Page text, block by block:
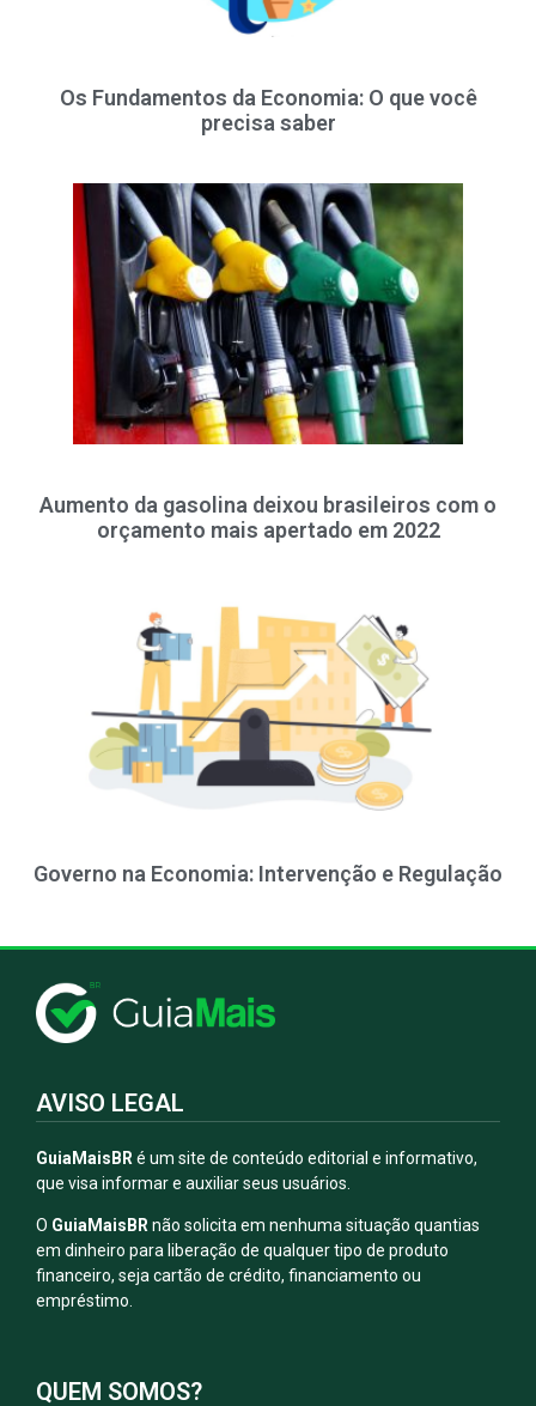
Os Fundamentos da Economia: O que você
precisa saber
Aumento da gasolina deixou brasileiros com o
orçamento mais apertado em 2022
Governo na Economia: Intervenção e Regulação
AVISO LEGAL
GuiaMaisBR é um site de conteúdo editorial e informativo,
que visa informar e auxiliar seus usuários.
O GuiaMaisBRnão solicita em nenhuma situação quantias
em dinheiro para liberação de qualquer tipo de produto
financeiro, seja cartão de crédito, financiamento ou
empréstimo.
QUEM SOMOS?